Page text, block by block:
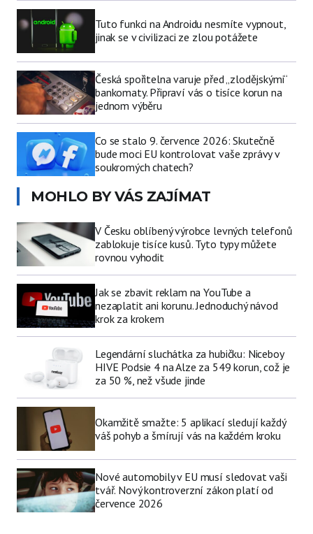
Tuto funkci na Androidu nesmíte vypnout,
jinak se v civilizaci ze zlou potážete
Česká spořitelna varuje před „zlodějskými“
bankomaty. Připraví vás o tisíce korun na
jednom výběru
Co se stalo 9. července 2026: Skutečně
bude moci EU kontrolovat vaše zprávy v
soukromých chatech?
MOHLO BY VÁS ZAJÍMAT
V Česku oblíbený výrobce levných telefonů
zablokuje tisíce kusů. Tyto typy můžete
rovnou vyhodit
Jak se zbavit reklam na YouTube a
nezaplatit ani korunu. Jednoduchý návod
krok za krokem
Legendární sluchátka za hubičku: Niceboy
HIVE Podsie 4 na Alze za 549 korun, což je
za 50 %, než všude jinde
Okamžitě smažte: 5 aplikací sledují každý
váš pohyb a šmírují vás na každém kroku
Nové automobily v EU musí sledovat vaši
tvář. Nový kontroverzní zákon platí od
července 2026